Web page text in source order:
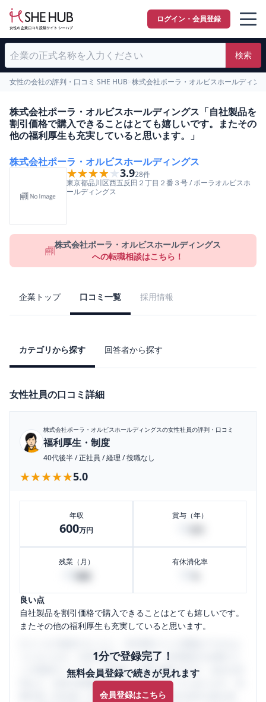
ログイン・会員登録
検索
女性の会社の評判・口コミ SHE HUB 株式会社ポーラ・オルビスホールディン
株式会社ポーラ・オルビスホールディングス「自社製品を
割引価格で購入できることはとても嬉しいです。またその
他の福利厚生も充実していると思います。」
株式会社ポーラ・オルビスホールディングス
★★★★★
★★★★★3.928件
東京都品川区西五反田２丁目２番３号/ポーラオルビスホ
ールディングス
株式会社ポーラ・オルビスホールディングス
への転職相談はこちら！
企業トップ 口コミ一覧 採用情報
カテゴリから探す 回答者から探す
女性社員の口コミ詳細
株式会社ポーラ・オルビスホールディングスの女性社員の評判・口コミ
福利厚生・制度
40代後半/正社員 /経理 /役職なし
★★★★★
★★★★★5.0
年収
600万円
賞与（年）
残業（月） 有休消化率
良い点
自社製品を割引価格で購入できることはとても嬉しいです。
またその他の福利厚生も充実していると思います。
1分で登録完了！
無料会員登録で続きが見れます
会員登録はこちら
うになります。SHEHUB(シーハブ)は、女性限定の企業口コ
ミの投稿サイトです。給与面・女性の働きやすさ・会社の評
判など、女性の転職は気にすべき点がたくさんあります。先
輩社員（元社員）の口コミを通して、本当の会社の姿を知